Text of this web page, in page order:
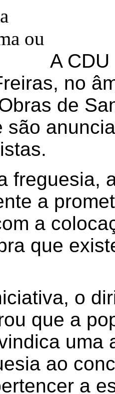
A
no
de
são
freguesia,
a
a
que
o
que a
uma
ao
a